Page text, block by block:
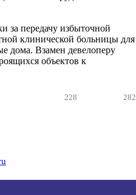
за передачу избыточной
клинической больницы для
дома. Взамен девелоперу
объектов к
228 282